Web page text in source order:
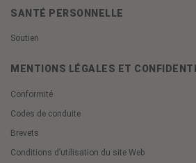
SANTÉ PERSONNELLE
Soutien
MENTIONS LÉGALES ET
Conformité
Codes de conduite
Brevets
Conditions d’utilisation du site Web